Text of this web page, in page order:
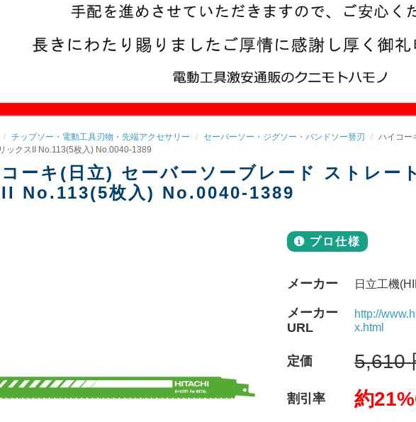
チップソー・電動工具刃物・先端アクセサリー セーバーソー・ジグソー・バンドソー替刃
ハイコー
ックスII No.113(5枚入) No.0040-1389
ーキ(日立) セーバーソーブレード ストレー
No.113(5枚入) No.0040-1389
プロ仕様
メーカー 日立工機
メーカー
URL
http://
x.html
定価 5,610
割引率 約